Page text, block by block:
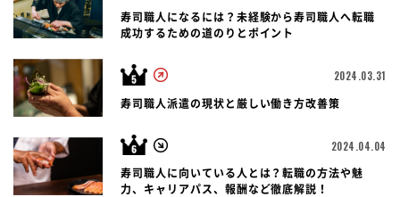
寿司職人になるには？未経験から寿司職人へ転職
成功するための道のりとポイント
2024.03.31
寿司職人派遣の現状と厳しい働き方改善策
2024.04.04
寿司職人に向いている人とは？転職の方法や魅
力、キャリアパス、報酬など徹底解説！